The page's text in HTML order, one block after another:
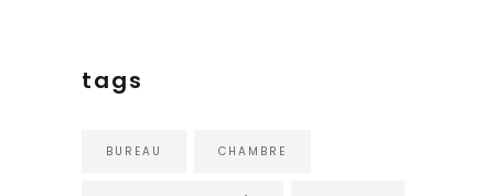
tags
BUREAU CHAMBRE